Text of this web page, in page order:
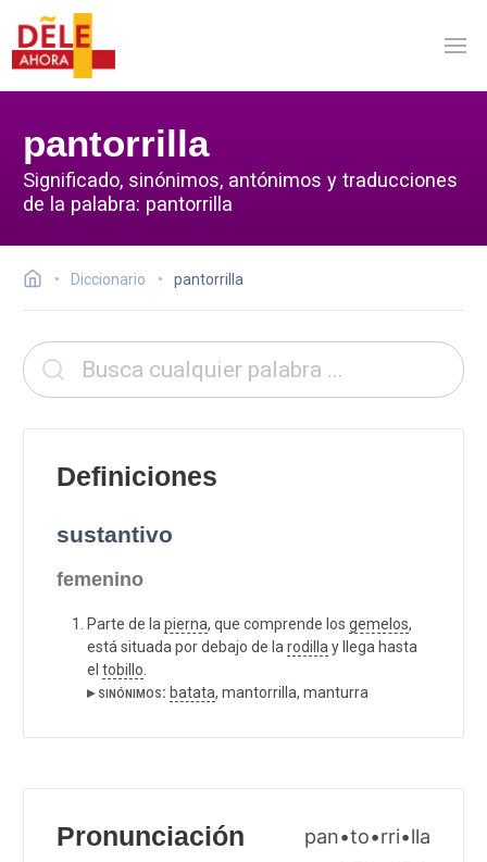
pantorrilla
Significado, sinónimos, antónimos y traducciones
de la palabra: pantorrilla
Diccionario pantorrilla
Definiciones
sustantivo
femenino
Parte de la pierna, que comprende los gemelos,
está situada por debajo de la rodilla y llega hasta
el tobillo
▸ sinónimos: batata, mantorrilla, manturra
Pronunciación pan•to•rri•lla